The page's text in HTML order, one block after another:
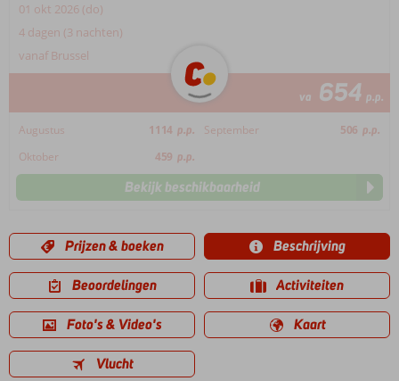
01 okt 2026 (do)
4 dagen (3 nachten)
vanaf Brussel
va 654 p.p.
Augustus 1114 p.p. September 506 p.p.
Oktober
459 p.p.
Bekijk beschikbaarheid
Prijzen & boeken Beschrijving
Beoordelingen Activiteiten
Foto's & Video's Kaart
Vlucht